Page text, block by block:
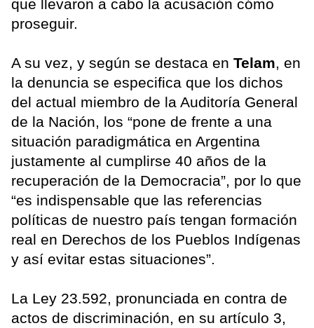
que llevaron a cabo la acusación cómo
proseguir.
A su vez, y según se destaca en Telam, en
la denuncia se especifica que los dichos
del actual miembro de la Auditoría General
de la Nación, los “pone de frente a una
situación paradigmática en Argentina
justamente al cumplirse 40 años de la
recuperación de la Democracia”, por lo que
“es indispensable que las referencias
políticas de nuestro país tengan formación
real en Derechos de los Pueblos Indígenas
y así evitar estas situaciones”.
La Ley 23.592, pronunciada en contra de
actos de discriminación, en su artículo 3,